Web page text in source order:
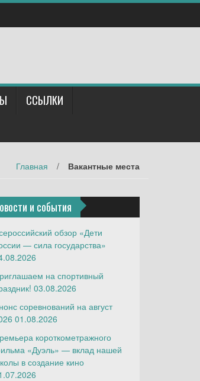
ССЫЛКИ
Главная / Вакантные места
и события
обзор «Дети
— сила государства»
на спортивный
03.08.2026
соревнований на август
01.08.2026
короткометражного
«Дуэль» — вклад нашей
в создание кино